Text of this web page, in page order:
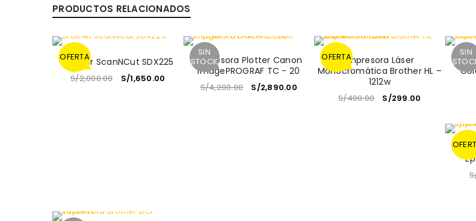
PRODUCTOS RELACIONADOS
OFERTA
Brother ScanNCut SDX225
S/2,000.00 S/1,650.00
SIN
STOCK
Impresora Plotter Canon
imagePROGRAF TC - 20
S/4,200.00 S/2,890.00
OFERTAImpresora Láser
Monocromática Brother HL –
1212w
S/400.00 S/299.00
SIN